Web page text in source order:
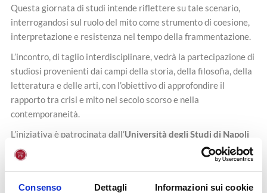
Consenso Dettagli Informazioni sui cookie
Questa giornata di studi intende riflettere su tale scenario,
interrogandosi sul ruolo del mito come strumento di coesione,
interpretazione e resistenza nel tempo della frammentazione.
L’incontro, di taglio interdisciplinare, vedrà la partecipazione di
studiosi provenienti dai campi della storia, della filosofia, della
letteratura e delle arti, con l’obiettivo di approfondire il
rapporto tra crisi e mito nel secolo scorso e nella
contemporaneità.
L’iniziativa è patrocinata dall’Università degli Studi di Napoli
“Federico II”
(Dipartimento di Studi Umanistici), dallaWarsaw
University (Katedra Italianistyki)
Università Giustino